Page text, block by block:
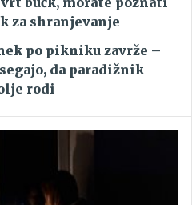
za shranjevanje
po pikniku zavrže –
da paradižnik
rodi